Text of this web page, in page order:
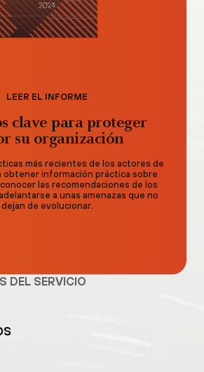
LEER EL INFORME
clave para proteger
su organización
más recientes de los actores de
obtener información práctica sobre
las recomendaciones de los
a unas amenazas que no
dejan de evolucionar.
DEL SERVICIO